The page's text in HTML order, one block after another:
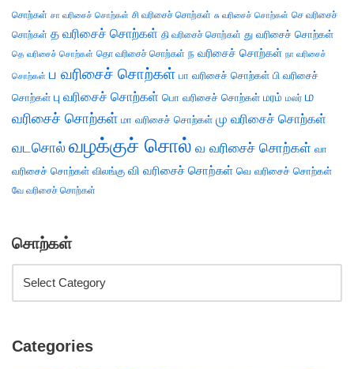
சொற்கள் சா வரிசைச் சொற்கள் சி வரிசைச் சொற்கள் சு வரிசைச் சொற்கள் செ வரிசைச்
சொற்கள் த வரிசைச் சொற்கள் தி வரிசைச் சொற்கள் து வரிசைச் சொற்கள்
தெ வரிசைச் சொற்கள் தொ வரிசைச் சொற்கள் ந வரிசைச் சொற்கள் நா வரிசைச்
சொற்கள் ப வரிசைச் சொற்கள் பா வரிசைச் சொற்கள் பி வரிசைச்
சொற்கள் பு வரிசைச் சொற்கள் பொ வரிசைச் சொற்கள் மரம் மலர் ம
வரிசைச் சொற்கள் மா வரிசைச் சொற்கள் மு வரிசைச் சொற்கள்
வடசொல் வழக்குச் சொல் வ வரிசைச் சொற்கள் வா
வரிசைச் சொற்கள் விலங்கு வி வரிசைச் சொற்கள் வெ வரிசைச் சொற்கள்
வே வரிசைச் சொற்கள்
சொற்கள்
Categories